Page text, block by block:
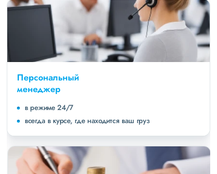
Персональный
менеджер
в режиме 24/7
всегда в курсе, где находится ваш груз